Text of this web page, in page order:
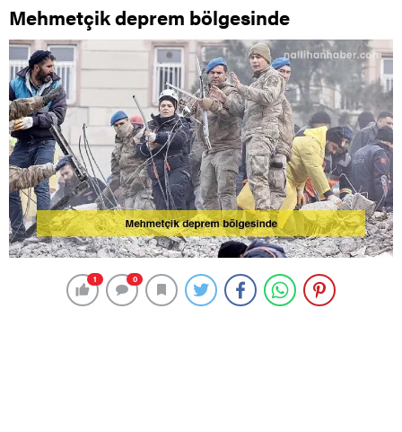
Mehmetçik deprem bölgesinde
1 0